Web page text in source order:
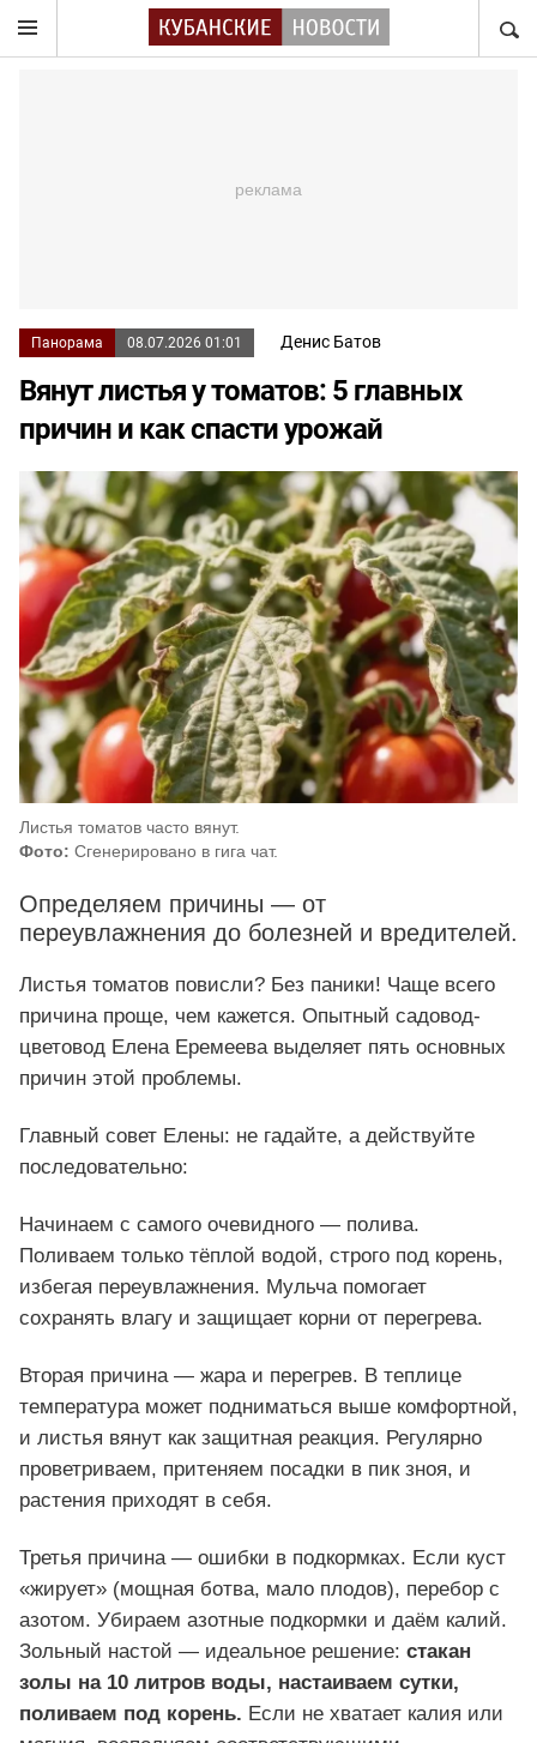
Панорама 08.07.2026 01:01 Денис Батов
Вянут листья у томатов: 5 главных
причин и как спасти урожай
Листья томатов часто вянут.
Фото: Сгенерировано в гига чат.
Определяем причины — от
переувлажнения до болезней и вредителей.
Листья томатов повисли? Без паники! Чаще всего
причина проще, чем кажется. Опытный садовод-
цветовод Елена Еремеева выделяет пять основных
причин этой проблемы.
Главный совет Елены: не гадайте, а действуйте
последовательно:
Начинаем с самого очевидного — полива.
Поливаем только тёплой водой, строго под корень,
избегая переувлажнения. Мульча помогает
сохранять влагу и защищает корни от перегрева.
Вторая причина — жара и перегрев. В теплице
температура может подниматься выше комфортной,
и листья вянут как защитная реакция. Регулярно
проветриваем, притеняем посадки в пик зноя, и
растения приходят в себя.
Третья причина — ошибки в подкормках. Если куст
«жирует» (мощная ботва, мало плодов), перебор с
азотом. Убираем азотные подкормки и даём калий.
Зольный настой — идеальное решение: стакан
золы на 10 литров воды, настаиваем сутки,
поливаем под корень. Если не хватает калия или